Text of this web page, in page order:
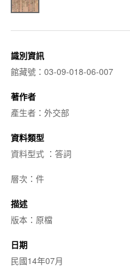
識別資訊
館藏號：03-09-018-06-007
著作者
產生者：外交部
資料類型
資料型式 ：答詞
層次：件
描述
版本：原檔
日期
民國14年07月